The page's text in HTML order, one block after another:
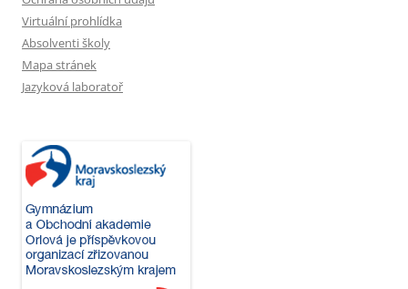
Virtuální prohlídka
Absolventi školy
Mapa stránek
Jazyková laboratoř